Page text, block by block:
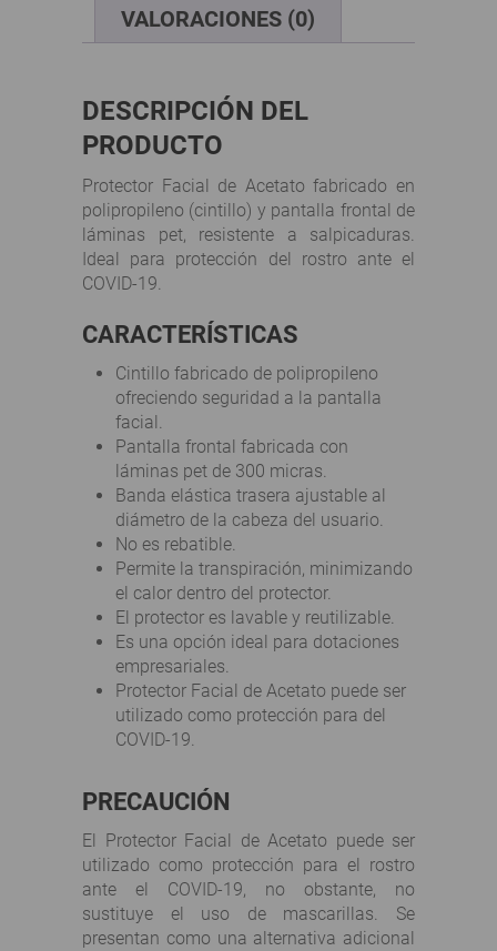
VALORACIONES (0)
DESCRIPCIÓN DEL
PRODUCTO
Protector Facial de Acetato fabricado en
polipropileno (cintillo) y pantalla frontal de
láminas pet, resistente a salpicaduras.
Ideal para protección del rostro ante el
COVID-19.
CARACTERÍSTICAS
Cintillo fabricado de polipropileno
ofreciendo seguridad a la pantalla
facial.
Pantalla frontal fabricada con
láminas pet de 300 micras.
Banda elástica trasera ajustable al
diámetro de la cabeza del usuario.
No es rebatible.
Permite la transpiración, minimizando
el calor dentro del protector.
El protector es lavable y reutilizable.
Es una opción ideal para dotaciones
empresariales.
Protector Facial de Acetato puede ser
utilizado como protección para del
COVID-19.
PRECAUCIÓN
El Protector Facial de Acetato puede ser
utilizado como protección para el rostro
ante el COVID-19, no obstante, no
sustituye el uso de mascarillas. Se
presentan como una alternativa adicional